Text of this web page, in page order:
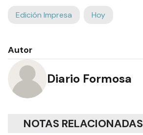
Edición Impresa Hoy
Autor
Diario Formosa
NOTAS RELACIONADAS